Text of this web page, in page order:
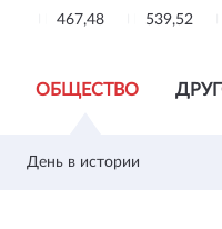
467,48 539,52
ОБЩЕСТВО
День в истории